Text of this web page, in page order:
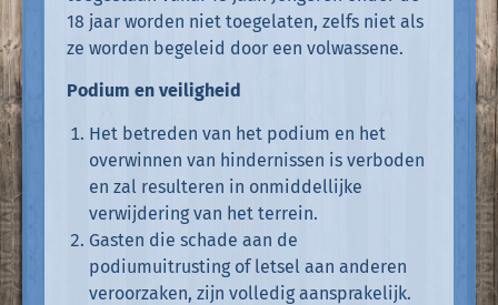
18 jaar worden niet toegelaten, zelfs niet als
ze worden begeleid door een volwassene.
Podium en veiligheid
Het betreden van het podium en het
overwinnen van hindernissen is verboden
en zal resulteren in onmiddellijke
verwijdering van het terrein.
Gasten die schade aan de
podiumuitrusting of letsel aan anderen
veroorzaken, zijn volledig aansprakelijk.